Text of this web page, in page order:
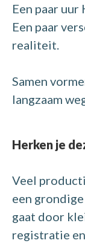
Een paar
Een paar
realiteit.
Samen
langzaam
Herken je
Veel
een
gaat door
registratie